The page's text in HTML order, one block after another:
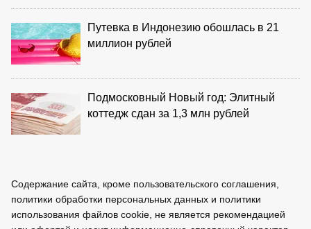
Путевка в Индонезию обошлась в 21
миллион рублей
Подмосковный Новый год: Элитный
коттедж сдан за 1,3 млн рублей
Содержание сайта, кроме пользовательского соглашения,
политики обработки персональных данных и политики
использования файлов cookie, не является рекомендацией